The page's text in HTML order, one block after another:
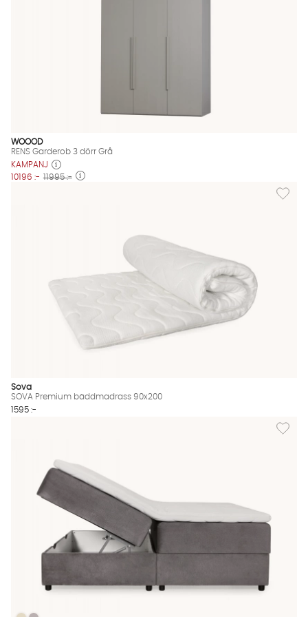
WOOOD
RENS Garderob 3 dörr Grå
KAMPANJ
10196 :- 11995 :-
Lägg
Sova
SOVA Premium bäddmadrass 90x200
1595 :-
Lägg